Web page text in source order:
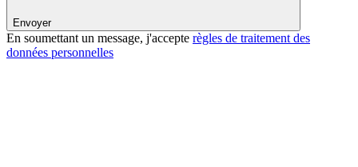
Envoyer
En soumettant un message, j'accepte règles de traitement des
données personnelles